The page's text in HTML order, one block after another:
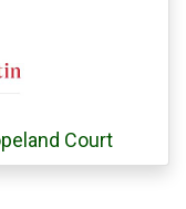
Court